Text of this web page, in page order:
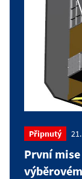
Připnutý
První